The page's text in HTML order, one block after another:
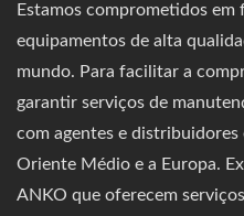
Estamos comprometidos em
equipamentos de alta
mundo. Para facilitar a
garantir serviços de
com agentes e distribuidores
Oriente Médio e a Europa.
ANKO que oferecem